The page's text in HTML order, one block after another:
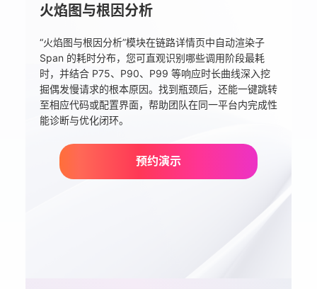
火焰图与根因分析
“火焰图与根因分析”模块在链路详情页中自动渲染子
Span 的耗时分布，您可直观识别哪些调用阶段最耗
时，并结合 P75、P90、P99 等响应时长曲线深入挖
掘偶发慢请求的根本原因。找到瓶颈后，还能一键跳转
至相应代码或配置界面，帮助团队在同一平台内完成性
能诊断与优化闭环。
预约演示